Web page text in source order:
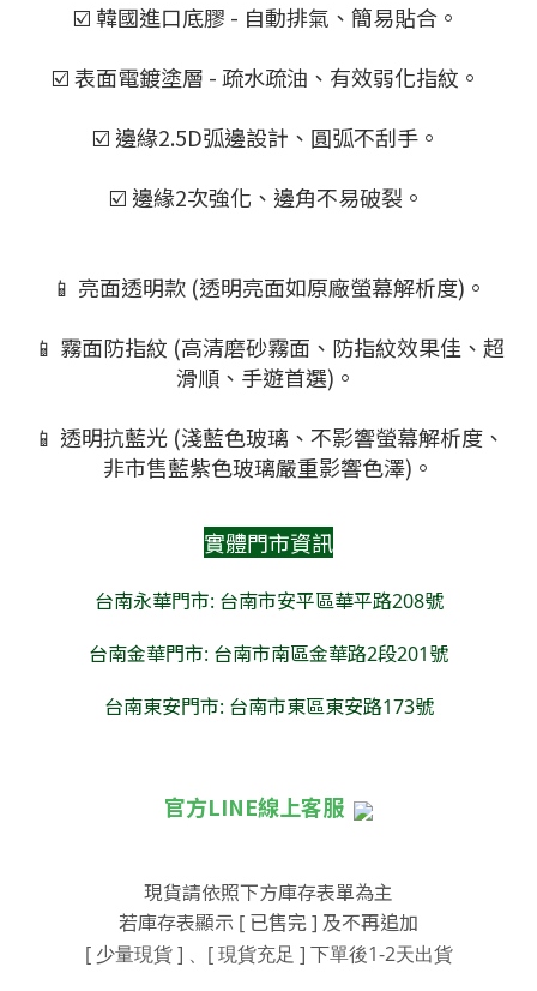
☑️ 韓國進口底膠 - 自動排氣、簡易貼合。
☑️ 表面電鍍塗層 - 疏水疏油、有效弱化指紋。
☑️ 邊緣2.5D弧邊設計、圓弧不刮手。
☑️ 邊緣2次強化、邊角不易破裂。
📱 亮面透明款 (透明亮面如原廠螢幕解析度)。
📱 霧面防指紋 (高清磨砂霧面、防指紋效果佳、超
滑順、手遊首選)。
📱 透明抗藍光 (淺藍色玻璃、不影響螢幕解析度、
非市售藍紫色玻璃嚴重影響色澤)。
實體門市資訊
台南永華門市: 台南市安平區華平路208號
台南金華門市: 台南市南區金華路2段201號
台南東安門市: 台南市東區東安路173號
官方LINE線上客服
現貨請依照下方庫存表單為主
若庫存表顯示 [ 已售完 ] 及不再追加
[ 少量現貨 ] 、[ 現貨充足 ] 下單後1-2天出貨